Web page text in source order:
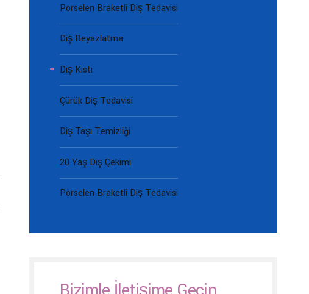
Porselen Braketli Diş Tedavisi
Diş Beyazlatma
Diş Kisti
Çürük Diş Tedavisi
Diş Taşı Temizliği
20 Yaş Diş Çekimi
Porselen Braketli Diş Tedavisi